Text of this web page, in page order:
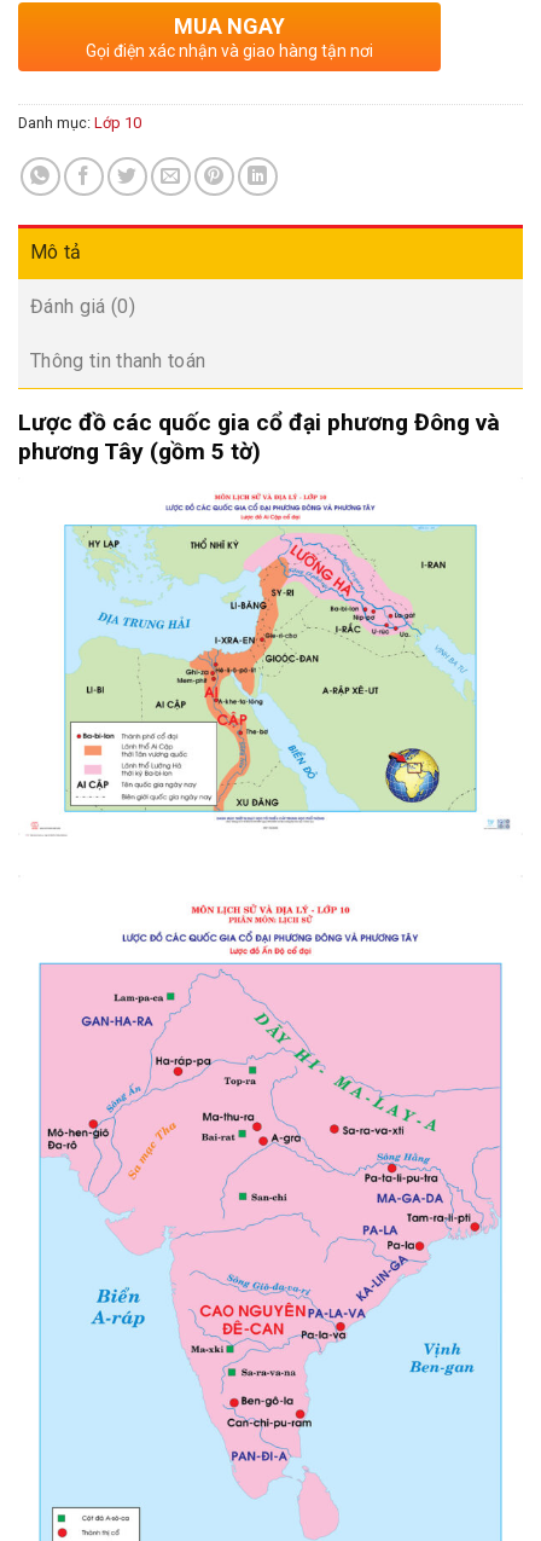
MUA NGAY
Gọi điện xác nhận và giao hàng tận nơi
Danh mục: Lớp 10
Mô tả
Đánh giá (0)
Thông tin thanh toán
Lược đồ các quốc gia cổ đại phương Đông và
phương Tây (gồm 5 tờ)